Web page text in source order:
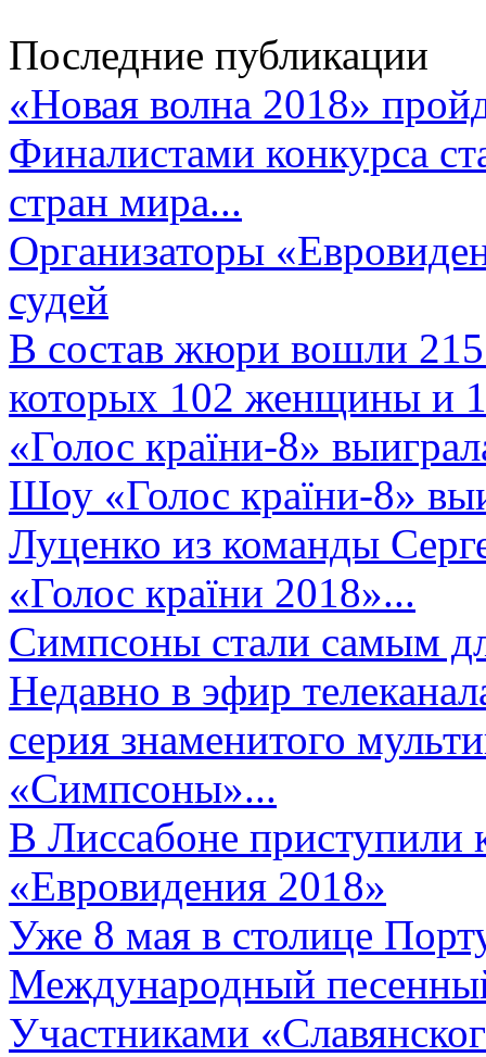
Последние публикации
«Новая волна 2018»
Финалистами конкурса
стран мира...
Организаторы
судей
В состав жюри вошли 215
которых 102 женщины и
«Голос країни-8»
Шоу «Голос країни-8»
Луценко из команды
«Голос країни 2018»...
Симпсоны стали самым
Недавно в эфир
серия знаменитого
«Симпсоны»...
В Лиссабоне приступили
«Евровидения 2018»
Уже 8 мая в столице
Международный
Участниками